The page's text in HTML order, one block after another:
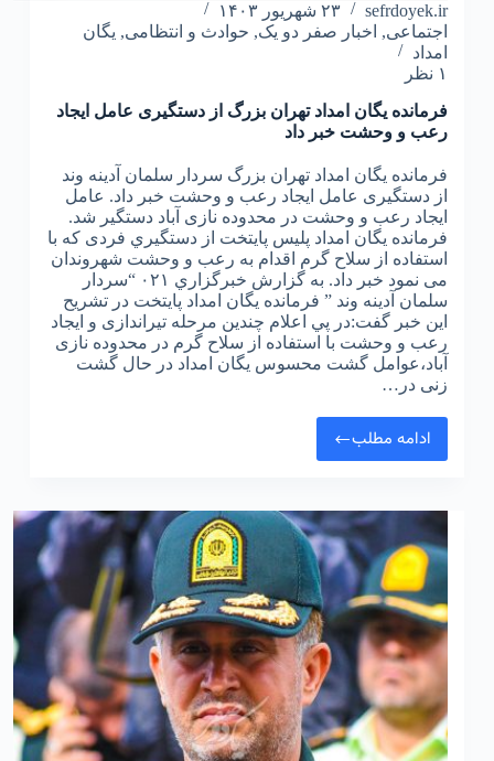
sefrdoyek.ir
۲۳ شهریور ۱۴۰۳
اجتماعی, اخبار صفر دو یک, حوادث و انتظامی, یگان
امداد
۱ نظر
فرمانده یگان امداد تهران بزرگ از دستگیری عامل ایجاد
رعب و وحشت خبر داد
فرمانده یگان امداد تهران بزرگ سردار سلمان آدینه وند
از دستگیری عامل ایجاد رعب و وحشت خبر داد. عامل
ایجاد رعب و وحشت در محدوده نازی آباد دستگیر شد.
فرمانده یگان امداد پلیس پایتخت از دستگيري فردی که با
استفاده از سلاح گرم اقدام به رعب و وحشت شهروندان
می نمود خبر داد. به گزارش خبرگزاري ۰۲۱ “سردار
سلمان آدینه وند ” فرمانده یگان امداد پایتخت در تشريح
اين خبر گفت:در پي اعلام چندین مرحله تیراندازی و ایجاد
رعب و وحشت با استفاده از سلاح گرم در محدوده نازی
آباد،عوامل گشت محسوس یگان امداد در حال گشت
زنی در…
ادامه مطلب